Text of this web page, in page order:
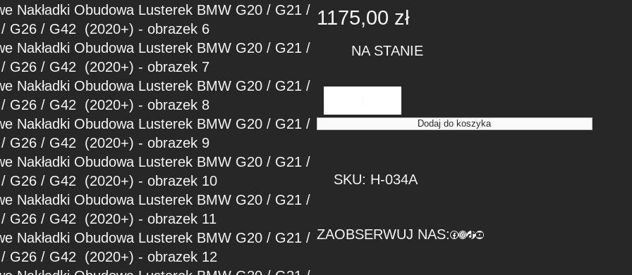
1175,00 zł
NA STANIE
l
o
r
Dodaj do koszyka
SKU: H-034A
ZAOBSERWUJ NAS:Facebook https://www.instagram.com/tuningbaza.pl https://www.tiktok.com/@tuningbaza.pl YouTube